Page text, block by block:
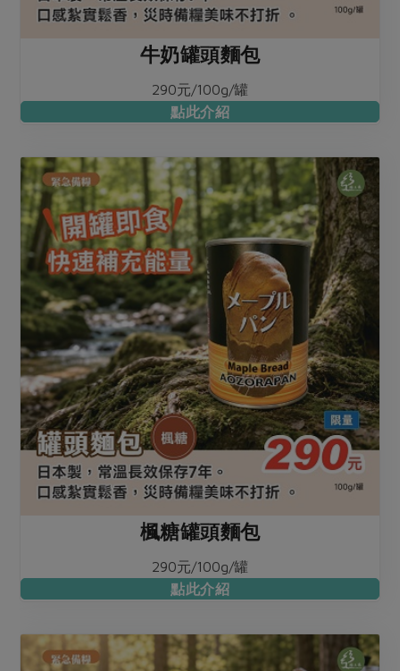
牛奶罐頭麵包
290元/100g/罐
點此介紹
楓糖罐頭麵包
290元/100g/罐
點此介紹